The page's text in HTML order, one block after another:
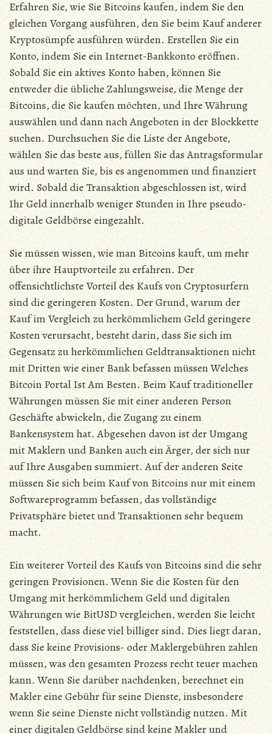
Erfahren Sie, wie Sie Bitcoins kaufen, indem Sie den
gleichen Vorgang ausführen, den Sie beim Kauf anderer
Kryptosümpfe ausführen würden. Erstellen Sie ein
Konto, indem Sie ein Internet-Bankkonto eröffnen.
Sobald Sie ein aktives Konto haben, können Sie
entweder die übliche Zahlungsweise, die Menge der
Bitcoins, die Sie kaufen möchten, und Ihre Währung
auswählen und dann nach Angeboten in der Blockkette
suchen. Durchsuchen Sie die Liste der Angebote,
wählen Sie das beste aus, füllen Sie das Antragsformular
aus und warten Sie, bis es angenommen und finanziert
wird. Sobald die Transaktion abgeschlossen ist, wird
Ihr Geld innerhalb weniger Stunden in Ihre pseudo-
digitale Geldbörse eingezahlt.
Sie müssen wissen, wie man Bitcoins kauft, um mehr
über ihre Hauptvorteile zu erfahren. Der
offensichtlichste Vorteil des Kaufs von Cryptosurfern
sind die geringeren Kosten. Der Grund, warum der
Kauf im Vergleich zu herkömmlichem Geld geringere
Kosten verursacht, besteht darin, dass Sie sich im
Gegensatz zu herkömmlichen Geldtransaktionen nicht
mit Dritten wie einer Bank befassen müssen Welches
Bitcoin Portal Ist Am Besten. Beim Kauf traditioneller
Währungen müssen Sie mit einer anderen Person
Geschäfte abwickeln, die Zugang zu einem
Bankensystem hat. Abgesehen davon ist der Umgang
mit Maklern und Banken auch ein Ärger, der sich nur
auf Ihre Ausgaben summiert. Auf der anderen Seite
müssen Sie sich beim Kauf von Bitcoins nur mit einem
Softwareprogramm befassen, das vollständige
Privatsphäre bietet und Transaktionen sehr bequem
macht.
Ein weiterer Vorteil des Kaufs von Bitcoins sind die sehr
geringen Provisionen. Wenn Sie die Kosten für den
Umgang mit herkömmlichem Geld und digitalen
Währungen wie BitUSD vergleichen, werden Sie leicht
feststellen, dass diese viel billiger sind. Dies liegt daran,
dass Sie keine Provisions- oder Maklergebühren zahlen
müssen, was den gesamten Prozess recht teuer machen
kann. Wenn Sie darüber nachdenken, berechnet ein
Makler eine Gebühr für seine Dienste, insbesondere
wenn Sie seine Dienste nicht vollständig nutzen. Mit
einer digitalen Geldbörse sind keine Makler und